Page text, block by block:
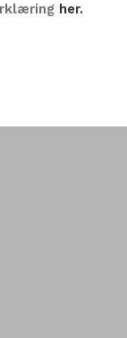
her.